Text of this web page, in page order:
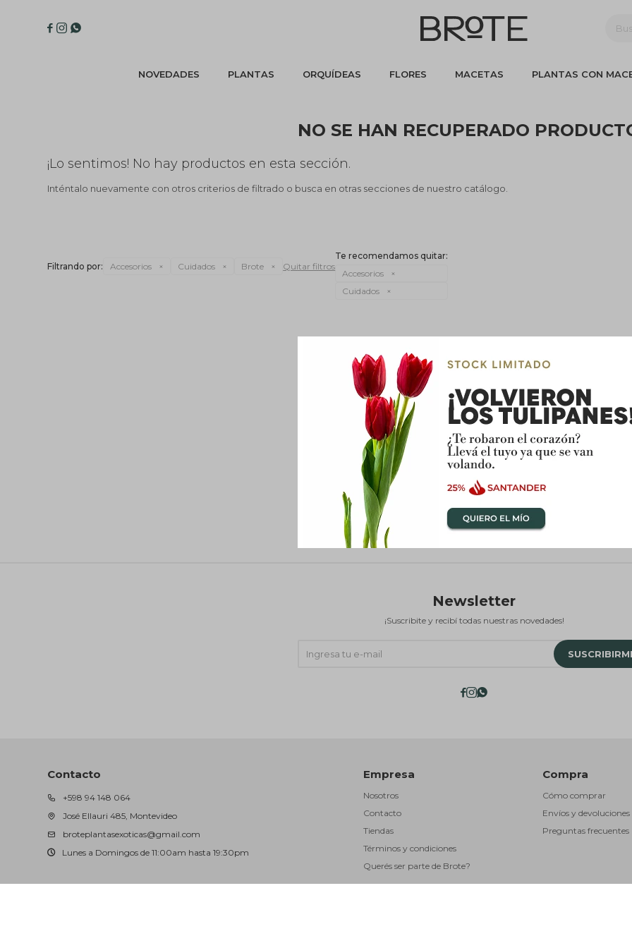
NOVEDADES PLANTAS ORQUÍDEAS FLORES MACETAS PLANTAS CON
  
NO SE HAN RECUPERADO
¡Lo sentimos! No hay productos en esta sección.
Inténtalo nuevamente con otros criterios de filtrado o busca en otras secciones de nuestro catálogo.
Filtrando por: Accesorios Cuidados Brote Quitar filtros
Te recomendamos quitar:
Accesorios
Cuidados
Contacto
+598 94 148 064
José Ellauri 485, Montevideo
broteplantasexoticas@gmail.com
Lunes a Domingos de 11:00am hasta 19:30pm
Empresa
Nosotros
Contacto
Tiendas
Términos y condiciones
Querés ser parte de Brote?
Compra
Cómo comprar
Envíos y devoluciones
Preguntas frecuentes
Newsletter
¡Suscribite y recibí todas nuestras novedades!
